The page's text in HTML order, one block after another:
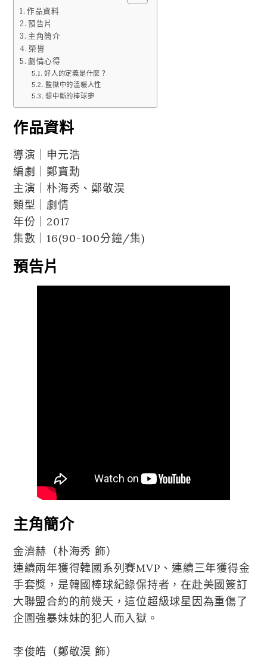
作品資料
預告片
主角簡介
榮譽
劇情心得
好人的定義是什麼？
監獄中的溫暖人性
想中斷的棒球夢
作品資料
導演｜申元浩
編劇｜鄭寶勳
主演｜朴海秀、鄭敬淏
類型｜劇情
年份｜2017
集數｜16(90-100分鐘/集)
預告片
主角簡介
金濟赫（朴海秀 飾）
連續兩年獲得韓國系列賽MVP、連續三年獲得金
手套獎，是韓國棒球紀錄保持者，在赴美國簽訂
大聯盟合約的前幾天，這位超級球星因為重傷了
企圖強暴妹妹的犯人而入獄。
李俊皓（鄭敬淏 飾）